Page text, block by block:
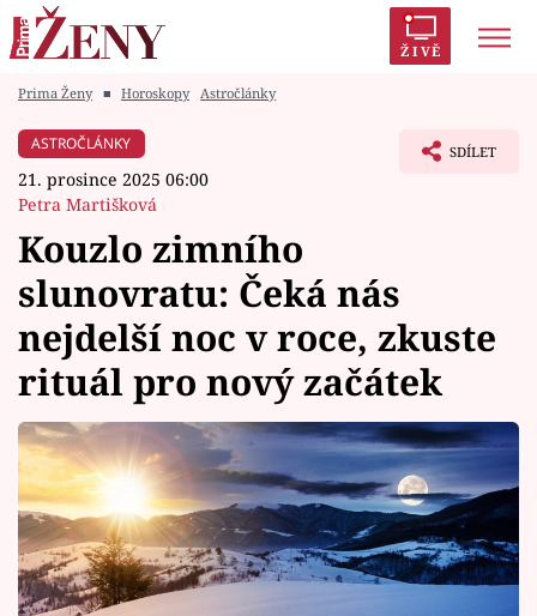
ŽIVĚ
Módní alarm
Témata
Celebrity
Vztahy
Seriály
Horoskopy
Sledujte prima+
Prima Ženy ■ Horoskopy Astročlánky
ASTROČLÁNKY
21. prosince 2025 06:00
Petra Martišková
SDÍLET
Kouzlo zimního
slunovratu: Čeká nás
nejdelší noc v roce, zkuste
rituál pro nový začátek